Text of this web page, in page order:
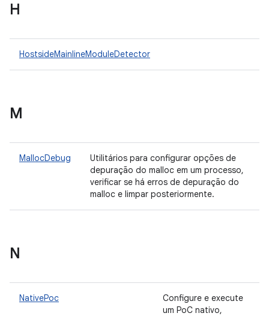
H
HostsideMainlineModuleDetector
M
MallocDebug
Utilitários para configurar opções de
depuração do malloc em um processo,
verificar se há erros de depuração do
malloc e limpar posteriormente.
N
NativePoc
Configure e execute
um PoC nativo,